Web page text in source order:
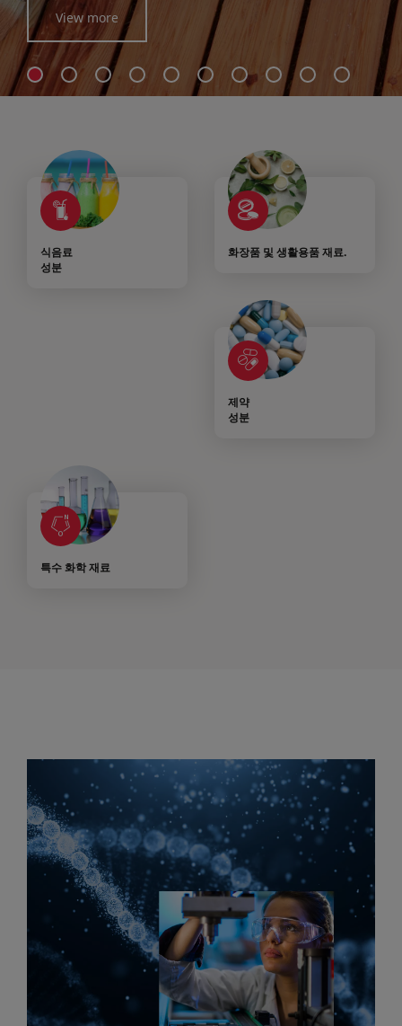
View more
식음료
성분
화장품 및 생활용품 재료.
제약
성분
특수 화학 재료